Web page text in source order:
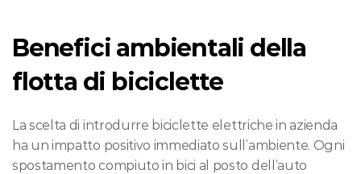
Benefici ambientali della
flotta di biciclette
La scelta di introdurre biciclette elettriche in azienda
ha un impatto positivo immediato sull’ambiente. Ogni
spostamento compiuto in bici al posto dell’auto